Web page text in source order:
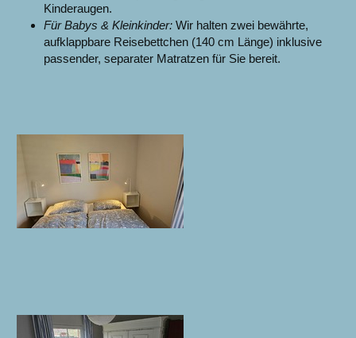
Kinderaugen.
Für Babys & Kleinkinder: Wir halten zwei bewährte,
aufklappbare Reisebettchen (140 cm Länge) inklusive
passender, separater Matratzen für Sie bereit.